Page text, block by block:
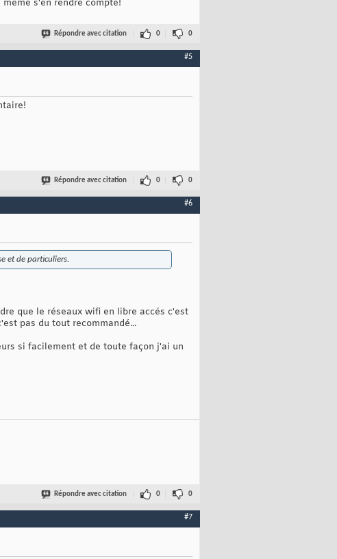
s'en rendre compte!
Répondre avec citation 0 0
#5
Répondre avec citation 0 0
#6
et de particuliers.
que le réseaux wifi en libre accés c'est
pas du tout recommandé...
si facilement et de toute façon j'ai un
Répondre avec citation 0 0
#7